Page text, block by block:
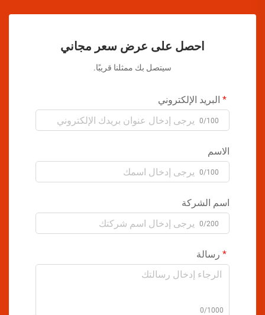
احصل على عرض سعر مجاني
سيتصل بك ممثلنا قريبًا.
البريد الإلكتروني
0/100
الاسم
0/100
اسم الشركة
0/200
رسالة
0/1000